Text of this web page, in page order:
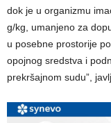
dok je u organizmu
g/kg, umanjeno za
u posebne prostorije
opojnog sredstva i
prekršajnom sudu”,